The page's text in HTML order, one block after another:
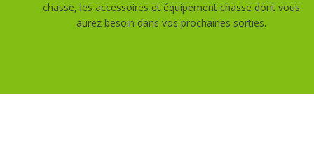
chasse, les accessoires et équipement chasse dont vous
aurez besoin dans vos prochaines sorties.